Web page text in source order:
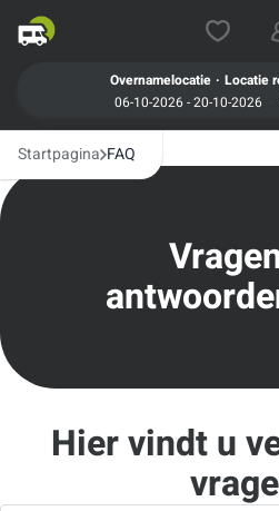
Overnamelocatie . Locatie
06-10-2026 - 20-10-2026
Startpagina FAQ
Hier vindt u